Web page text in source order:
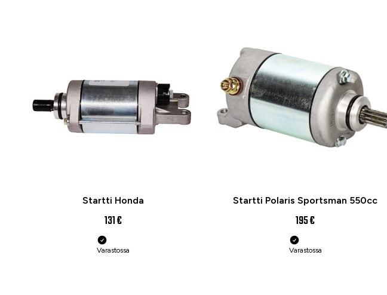
Startti Honda
131 €
Varastossa
Startti Polaris Sportsman 550cc
195 €
Varastossa